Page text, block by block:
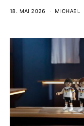
18. MAI 2026 MICHAEL